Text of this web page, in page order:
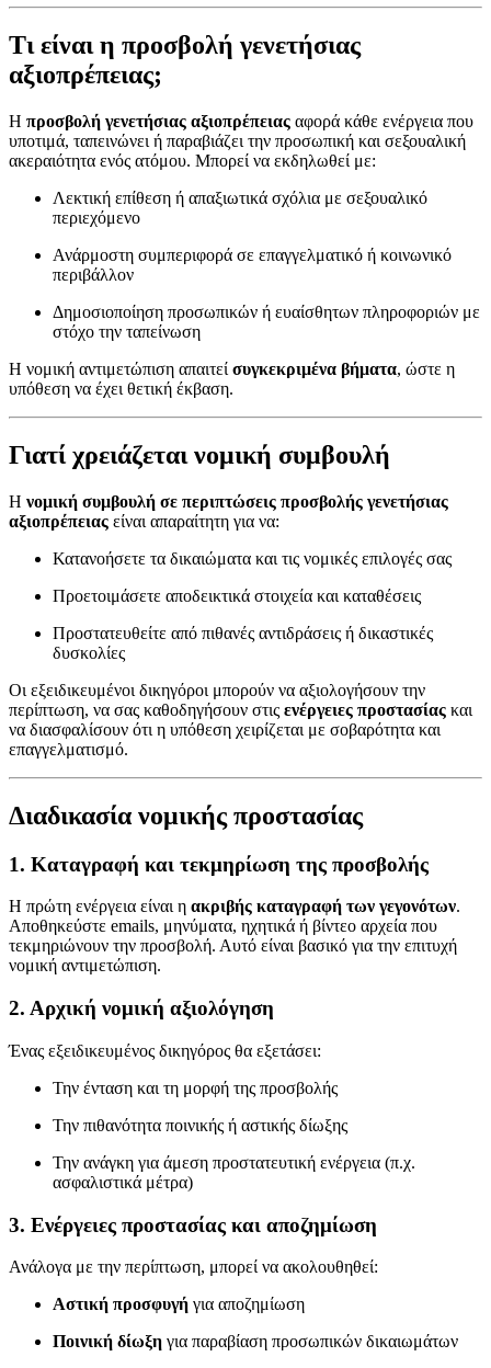
Τι είναι η προσβολή γενετήσιας
αξιοπρέπειας;
Η προσβολή γενετήσιας αξιοπρέπειας αφορά κάθε ενέργεια που
υποτιμά, ταπεινώνει ή παραβιάζει την προσωπική και σεξουαλική
ακεραιότητα ενός ατόμου. Μπορεί να εκδηλωθεί με:
Λεκτική επίθεση ή απαξιωτικά σχόλια με σεξουαλικό
περιεχόμενο
Ανάρμοστη συμπεριφορά σε επαγγελματικό ή κοινωνικό
περιβάλλον
Δημοσιοποίηση προσωπικών ή ευαίσθητων πληροφοριών με
στόχο την ταπείνωση
Η νομική αντιμετώπιση απαιτεί συγκεκριμένα βήματα, ώστε η
υπόθεση να έχει θετική έκβαση.
Γιατί χρειάζεται νομική συμβουλή
Η νομική συμβουλή σε περιπτώσεις προσβολής γενετήσιας
αξιοπρέπειας είναι απαραίτητη για να:
Κατανοήσετε τα δικαιώματα και τις νομικές επιλογές σας
Προετοιμάσετε αποδεικτικά στοιχεία και καταθέσεις
Προστατευθείτε από πιθανές αντιδράσεις ή δικαστικές
δυσκολίες
Οι εξειδικευμένοι δικηγόροι μπορούν να αξιολογήσουν την
περίπτωση, να σας καθοδηγήσουν στις ενέργειες προστασίας και
να διασφαλίσουν ότι η υπόθεση χειρίζεται με σοβαρότητα και
επαγγελματισμό.
Διαδικασία νομικής προστασίας
1. Καταγραφή και τεκμηρίωση της προσβολής
Η πρώτη ενέργεια είναι η ακριβής καταγραφή των γεγονότων.
Αποθηκεύστε emails, μηνύματα, ηχητικά ή βίντεο αρχεία που
τεκμηριώνουν την προσβολή. Αυτό είναι βασικό για την επιτυχή
νομική αντιμετώπιση.
2. Αρχική νομική αξιολόγηση
Ένας εξειδικευμένος δικηγόρος θα εξετάσει:
Την ένταση και τη μορφή της προσβολής
Την πιθανότητα ποινικής ή αστικής δίωξης
Την ανάγκη για άμεση προστατευτική ενέργεια (π.χ.
ασφαλιστικά μέτρα)
3. Ενέργειες προστασίας και αποζημίωση
Ανάλογα με την περίπτωση, μπορεί να ακολουθηθεί:
Αστική προσφυγή για αποζημίωση
Ποινική δίωξη για παραβίαση προσωπικών δικαιωμάτων